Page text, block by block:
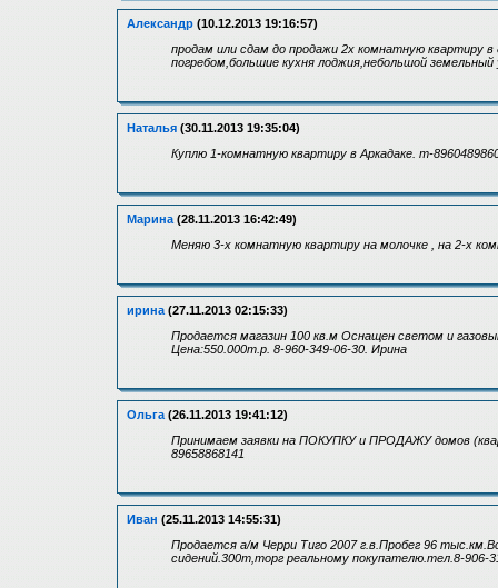
Александр (10.12.2013 19:16:57)
продам или сдам до продажи 2х комнатную квартиру
погребом,большие кухня лоджия,небольшой
Наталья (30.11.2013 19:35:04)
Куплю 1-комнатную квартиру в Аркадаке. т-
Марина (28.11.2013 16:42:49)
Меняю 3-х комнатную квартиру на молочке , на 2-х
ирина (27.11.2013 02:15:33)
Продается магазин 100 кв.м Оснащен светом и
Цена:550.000т.р. 8-960-349-06-30. Ирина
Ольга (26.11.2013 19:41:12)
Принимаем заявки на ПОКУПКУ и ПРОДАЖУ домов
89658868141
Иван (25.11.2013 14:55:31)
Продается а/м Черри Тиго 2007 г.в.Пробег 96
сидений.300т,торг реальному покупателю.тел.8-906-